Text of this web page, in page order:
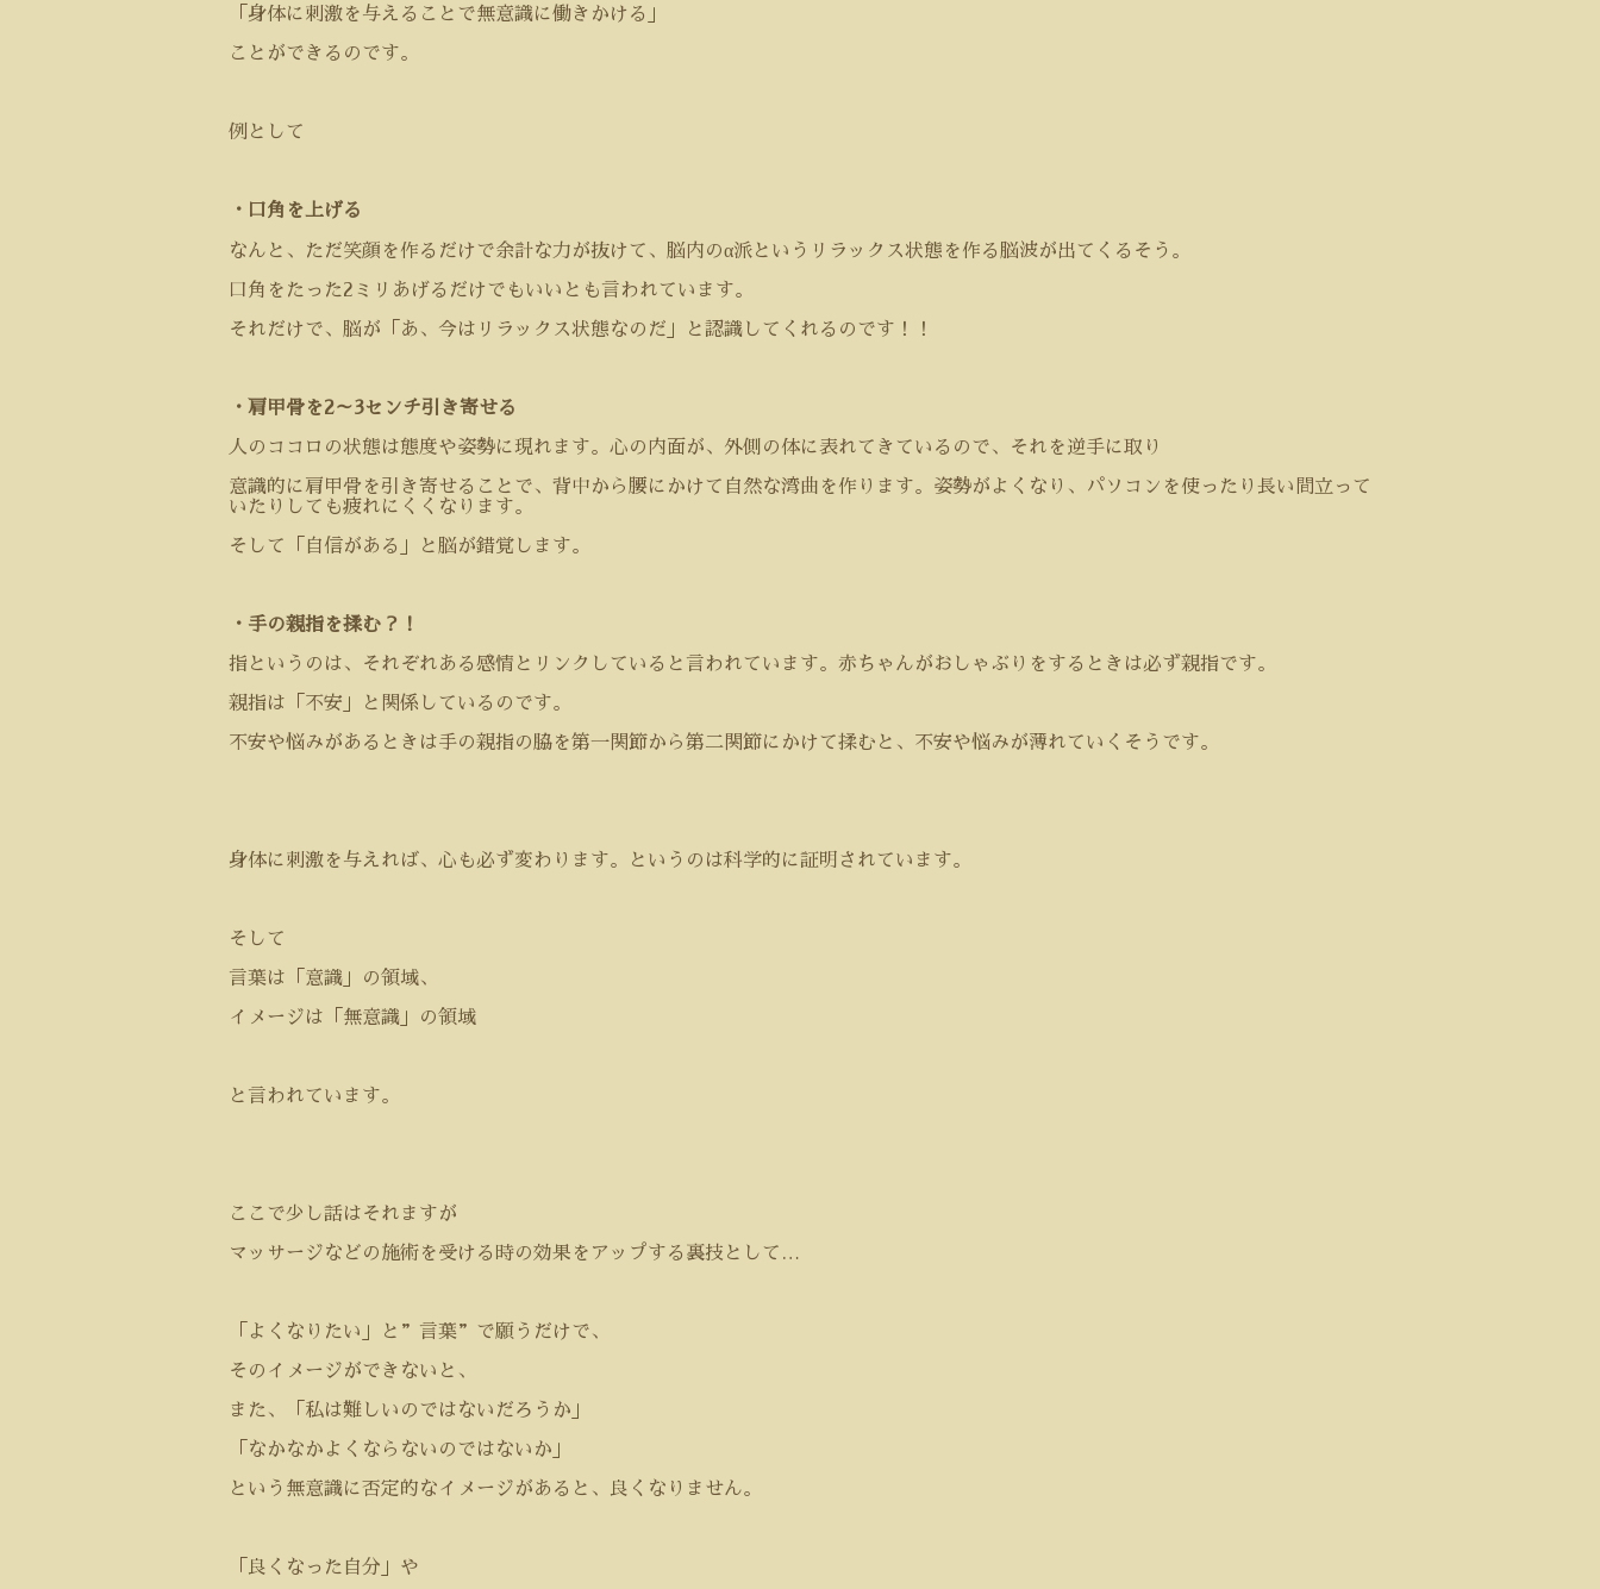
「身体に刺激を与えることで無意識に働きかける」
ことができるのです。
例として
・口角を上げる
なんと、ただ笑顔を作るだけで余計な力が抜けて、脳内のα派というリラックス状態を作る脳波が出てくるそう。
口角をたった2 ミリあげるだけでもいいとも言われています。
それだけで、脳が「あ、今はリラックス状態なのだ」と認識してくれるのです！！
・肩甲骨を2～3センチ引き寄せる
人のココロの状態は態度や姿勢に現れます。心の内面が、外側の体に表れてきているので、それを逆手に取り
意識的に肩甲骨を引き寄せることで、背中から腰にかけて自然な湾曲を作ります。姿勢がよくなり、パソコンを使ったり長い間立って
いたりしても疲れにくくなります。
そして「自信がある」と脳が錯覚します。
・手の親指を揉む？！
指というのは、それぞれある感情とリンクしていると言われています。赤ちゃんがおしゃぶりをするときは必ず親指です。
親指は「不安」と関係しているのです。
不安や悩みがあるときは手の親指の脇を第一関節から第二関節にかけて揉むと、不安や悩みが薄れていくそうです。
身体に刺激を与えれば、心も必ず変わります。というのは科学的に証明されています。
そして
言葉は「意識」の領域、
イメージは「無意識」の領域
と言われています。
ここで少し話はそれますが
マッサージなどの施術を受ける時の効果をアップする裏技として …
「よくなりたい」と”言葉”で願うだけで、
そのイメージができないと、
また、「私は難しいのではないだろうか」
「なかなかよくならないのではないか」
という無意識に否定的なイメージがあると、良くなりません。
「良くなった自分」や